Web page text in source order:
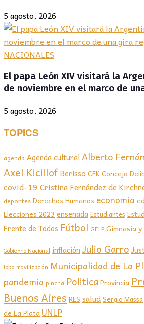
5 agosto, 2026
NACIONALES
El papa León XIV visitará la
de noviembre en el marco de
5 agosto, 2026
TOPICS
agenda Agenda culturalAlberto
Axel Kicillof Berisso CFKConcejo
covid-19 Cristina Fernández de
deportes Derechos Humanos economia
Elecciones 2023 ensenada Estudiantes
Frente de Todos Fútbol GELP Gimnasia
Gobierno Nacional inflación Julio Garro
lobo movilización Municipalidad de La
pandemia pincha PoliticaProvincia
Buenos Aires RES saludSergio Massa
de La Plata UNLP